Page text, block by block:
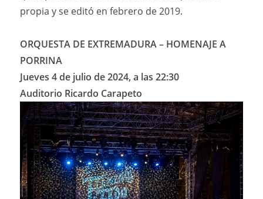
propia y se editó en febrero de 2019.
ORQUESTA DE EXTREMADURA – HOMENAJE A
PORRINA
Jueves 4 de julio de 2024, a las 22:30
Auditorio Ricardo Carapeto